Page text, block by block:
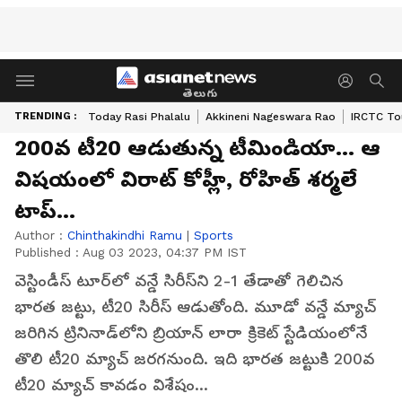
తెలుగు
TRENDING : Today Rasi Phalalu Akkineni Nageswara Rao IRCTC
200వ టీ20 ఆడుతున్న టీమిండియా... ఆ
విషయంలో విరాట్ కోహ్లీ, రోహిత్ శర్మలే
టాప్...
Author : Chinthakindhi Ramu | Sports
Published : Aug 03 2023, 04:37 PM IST
వెస్టిండీస్ టూర్‌లో వన్డే సిరీస్‌ని 2-1 తేడాతో గెలిచిన
భారత జట్టు, టీ20 సిరీస్‌ ఆడుతోంది. మూడో వన్డే మ్యాచ్
జరిగిన ట్రినినాడ్‌లోని బ్రియాన్ లారా క్రికెట్ స్టేడియంలోనే
తొలి టీ20 మ్యాచ్ జరగనుంది. ఇది భారత జట్టుకి 200వ
టీ20 మ్యాచ్ కావడం విశేషం...